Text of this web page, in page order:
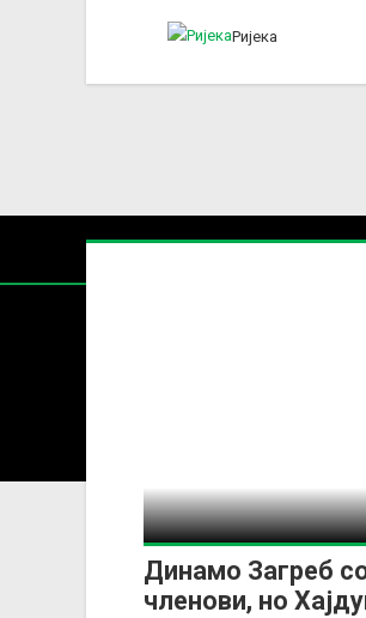
Ријека
Динамо Загреб
членови, но
За секоја форма на